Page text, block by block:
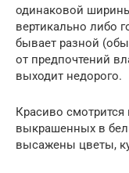
одинаковой
вертикально либо
бывает разной
от предпочтений
выходит недорого.
Красиво смотрится
выкрашенных в
высажены цветы,